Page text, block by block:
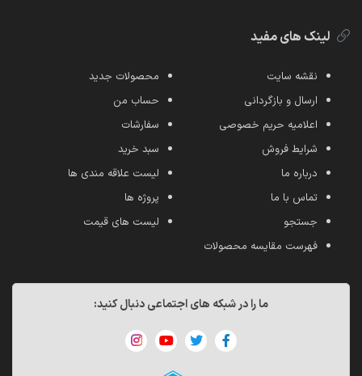
لینک های مفید
نقشه سایت
ارسال و بازگردانی
اعلامیه حریم خصوصی
شرایط فروش
درباره ما
تماس با ما
جستجو
فهرست مقایسه محصولات
محصولات جدید
حساب من
سفارشات
سبد خرید
لیست علاقه مندی ها
پروژه ها
لیست های قیمت
ما را در شبکه های اجتماعی دنبال کنید: